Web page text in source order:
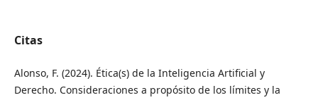
Citas
Alonso, F. (2024). Ética(s) de la Inteligencia Artificial y
Derecho. Consideraciones a propósito de los límites y la